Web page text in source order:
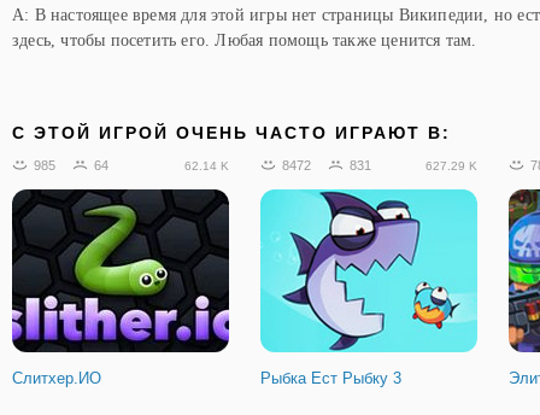
A: В настоящее время для этой игры нет страницы Википедии, но
здесь, чтобы посетить его. Любая помощь также ценится там.
C ЭТОЙ ИГРОЙ ОЧЕНЬ ЧАСТО ИГРАЮТ В:
985 64 62.14 K
Слитхер.ИО
8472 831 627.29 K
Рыбка Ест Рыбку 3